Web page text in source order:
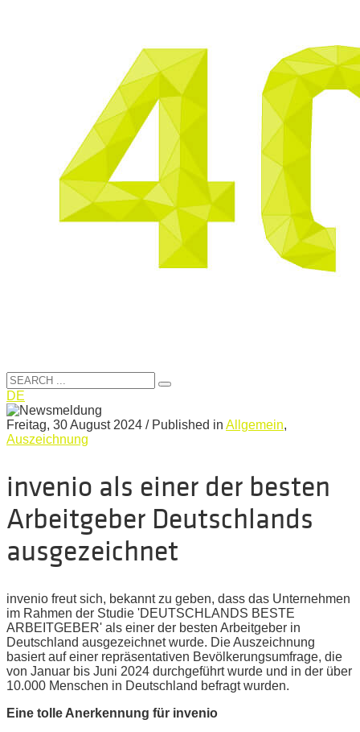
DE
Freitag, 30 August 2024 / Published in Allgemein,
Auszeichnung
invenio als einer der besten
Arbeitgeber Deutschlands
ausgezeichnet
invenio freut sich, bekannt zu geben, dass das Unternehmen
im Rahmen der Studie 'DEUTSCHLANDS BESTE
ARBEITGEBER' als einer der besten Arbeitgeber in
Deutschland ausgezeichnet wurde. Die Auszeichnung
basiert auf einer repräsentativen Bevölkerungsumfrage, die
von Januar bis Juni 2024 durchgeführt wurde und in der über
10.000 Menschen in Deutschland befragt wurden.
Eine tolle Anerkennung für invenio